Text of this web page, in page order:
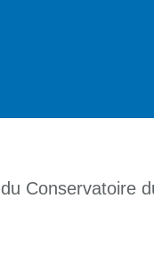
Conservatoire